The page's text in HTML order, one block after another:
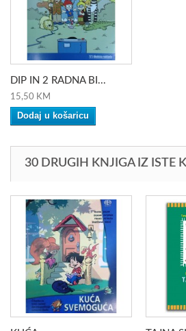
DIP IN 2 RADNA BI...
15,50 KM
Dodaj u košaricu
30 DRUGIH KNJIGA IZ ISTE